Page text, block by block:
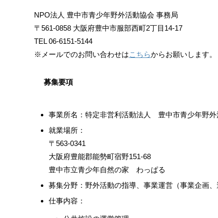
NPO法人 豊中市青少年野外活動協会 事務局
〒561-0858 大阪府豊中市服部西町2丁目14-17
TEL 06-6151-5144
※メールでのお問い合わせはこちらからお願いします。
募集要項
事業所名：特定非営利活動法人 豊中市青少年野外
就業場所：
〒563-0341
大阪府豊能郡能勢町宿野151-68
豊中市立青少年自然の家 わっぱる
募集分野：野外活動の指導、事業運営（事業企画、
仕事内容：